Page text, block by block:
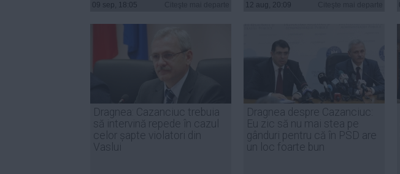
09 sep, 18:05 12 aug, 20:09
Dragnea: Cazanciuc trebuia
să intervină repede în cazul
celor șapte violatori din
Vaslui
Dragnea despre Cazanciuc:
Eu zic să nu mai stea pe
gânduri pentru că în PSD are
un loc foarte bun